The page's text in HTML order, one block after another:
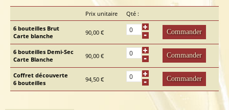
Prix unitaire
Qté :
6 bouteilles Brut
Carte blanche
90,00 €
6 bouteilles Demi-Sec
Carte Blanche
90,00 €
Coffret découverte
6 bouteilles
94,50 €